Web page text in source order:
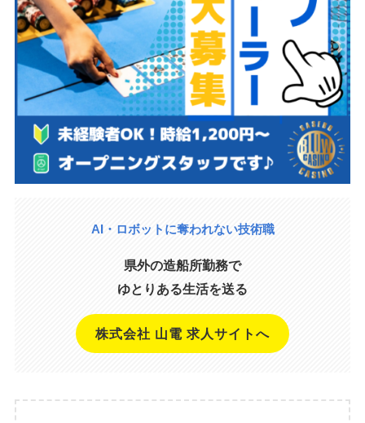
AI・ロボットに奪われない技術職
県外の造船所勤務で
ゆとりある生活を送る
株式会社 山電 求人サイトへ